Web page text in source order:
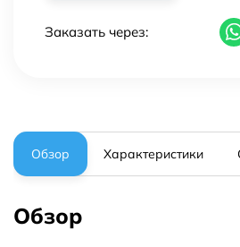
Заказать через:
Обзор Характеристики
Обзор